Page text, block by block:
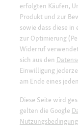
erfolgten Käufen,
Produkt und zur
sowie dass diese
zur Optimierung
Widerruf
sich aus den
Einwilligung
am Ende eines
Diese Seite wird
gelten die Google